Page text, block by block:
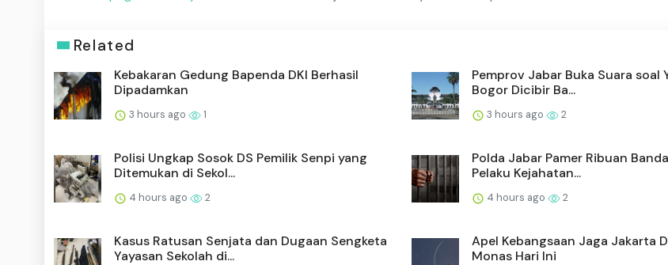
Related
Kebakaran Gedung Bapenda DKI Berhasil
Dipadamkan
3 hours ago 1
Pemprov Jabar Buka Suara soal
Bogor Dicibir Ba...
3 hours ago 2
Polisi Ungkap Sosok DS Pemilik Senpi yang
Ditemukan di Sekol...
4 hours ago 2
Polda Jabar Pamer Ribuan
Pelaku Kejahatan...
4 hours ago 2
Kasus Ratusan Senjata dan Dugaan Sengketa
Yayasan Sekolah di...
Apel Kebangsaan Jaga Jakarta
Monas Hari Ini